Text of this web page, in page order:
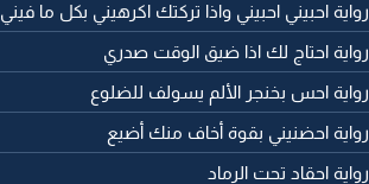
رواية احبيني احبيني واذا تركتك اكرهيني بكل ما فيني
رواية احتاج لك اذا ضيق الوقت صدري
رواية احس بخنجر الألم يسولف للضلوع
رواية احضنيني بقوة أخاف منك أضيع
رواية احقاد تحت الرماد